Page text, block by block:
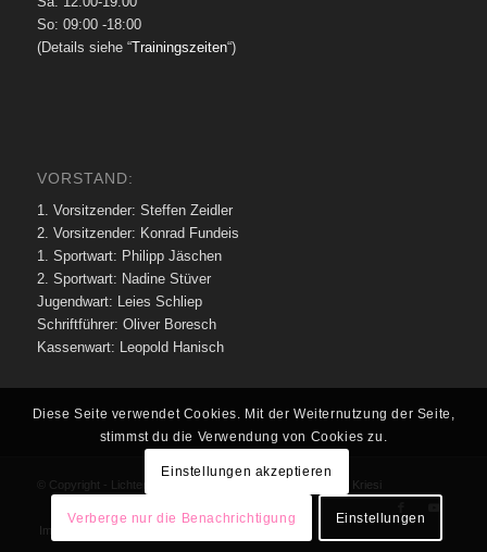
So: 09:00 -18:00
(Details siehe “Trainingszeiten“)
VORSTAND:
1. Vorsitzender: Steffen Zeidler
2. Vorsitzender: Konrad Fundeis
1. Sportwart: Philipp Jäschen
2. Sportwart: Nadine Stüver
Jugendwart: Leies Schliep
Schriftführer: Oliver Boresch
Kassenwart: Leopold Hanisch
© Copyright - Lichtenrader SC 1973 e.V. - Enfold Theme by Kriesi
Impressum
Diese Seite verwendet Cookies. Mit der Weiternutzung der Seite,
stimmst du die Verwendung von Cookies zu.
Einstellungen akzeptieren
Verberge nur die Benachrichtigung Einstellungen